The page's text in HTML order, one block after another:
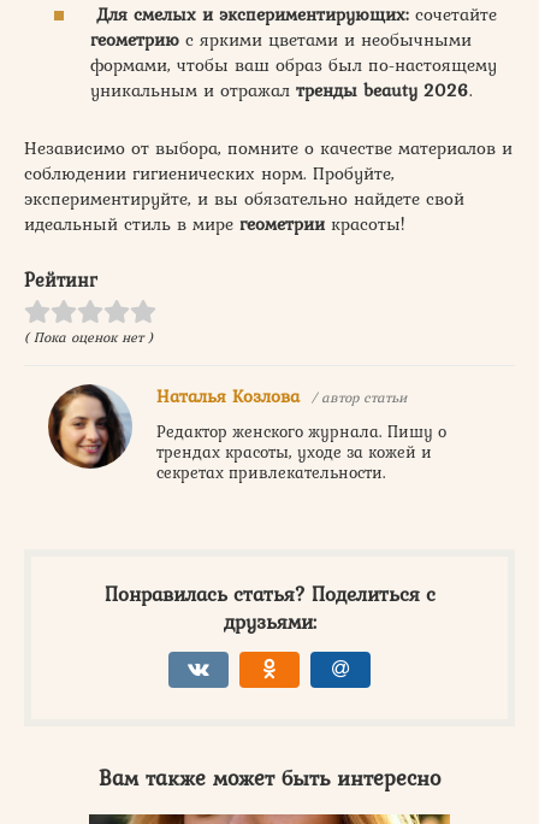
Для смелых и экспериментирующих: сочетайте
геометрию с яркими цветами и необычными
формами, чтобы ваш образ был по-настоящему
уникальным и отражал тренды beauty 2026.
Независимо от выбора, помните о качестве материалов и
соблюдении гигиенических норм. Пробуйте,
экспериментируйте, и вы обязательно найдете свой
идеальный стиль в мире геометриикрасоты!
Рейтинг
( Пока оценок нет )
Наталья Козлова / автор статьи
Редактор женского журнала. Пишу о
трендах красоты, уходе за кожей и
секретах привлекательности.
Понравилась статья? Поделиться с
друзьями:
Вам также может быть интересно